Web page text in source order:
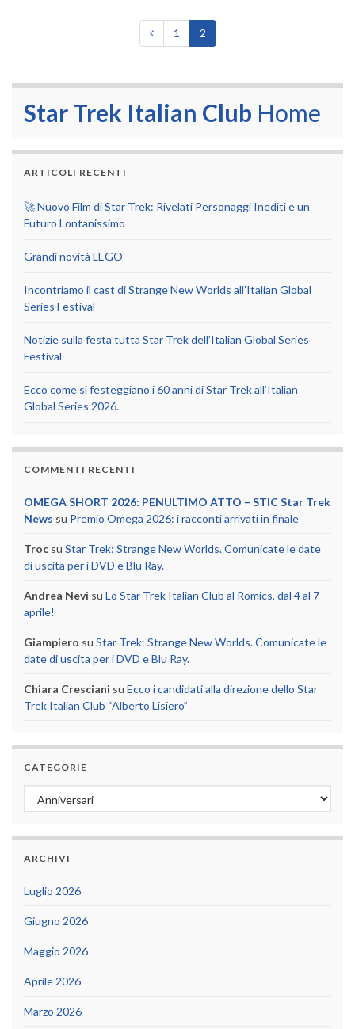
1 2
Star Trek Italian Club Home
ARTICOLI RECENTI
🚀 Nuovo Film di Star Trek: Rivelati Personaggi Inediti e un
Futuro Lontanissimo
Grandi novità LEGO
Incontriamo il cast di Strange New Worlds all’Italian Global
Series Festival
Notizie sulla festa tutta Star Trek dell’Italian Global Series
Festival
Ecco come si festeggiano i 60 anni di Star Trek all’Italian
Global Series 2026.
COMMENTI RECENTI
OMEGA SHORT 2026: PENULTIMO ATTO – STIC Star Trek
News su Premio Omega 2026: i racconti arrivati in finale
Troc su Star Trek: Strange New Worlds. Comunicate le date
di uscita per i DVD e Blu Ray.
Andrea Nevi su Lo Star Trek Italian Club al Romics, dal 4 al 7
aprile!
Giampiero su Star Trek: Strange New Worlds. Comunicate le
date di uscita per i DVD e Blu Ray.
Chiara Cresciani su Ecco i candidati alla direzione dello Star
Trek Italian Club “Alberto Lisiero”
CATEGORIE
Categorie
ARCHIVI
Luglio 2026
Giugno 2026
Maggio 2026
Aprile 2026
Marzo 2026